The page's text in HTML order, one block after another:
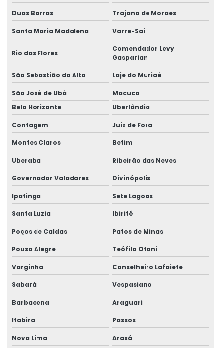
Etiquetas Personalizadas Para Vendas Online
Etiquetas Proporcionais A Preços Acessíveis
Etiquetas Resistentes À Água E Óleo
Fabricação De Etiquetas Adesivas Personalizadas
Fabricação De Etiquetas De Bopp Metalizado
Fabricante De Etiquetas Para Loja
Fabricante De Rótulos Adesivos Personalizados
Fabricante De Rótulos Personalizados
Fornecedor De Etiqueta Balança Para Comércio
Fornecedor De Etiquetas Para Balança Comercial
Fornecedor De Etiquetas Para Indústria
Fornecedor De Etiquetas Térmicas
Fornecedor De Rótulos Adesivos Em São Paulo
Fornecedor De Rótulos Para Indústria
Impressão De Etiquetas Adesivas
Duas Barras Trajano de Moraes
Santa Maria Madalena Varre-Sai
Rio das Flores
Comendador Levy
Gasparian
São Sebastião do Alto Laje do Muriaé
São José de Ubá
Macuco
Belo Horizonte
Uberlândia
Contagem Juiz de Fora
Montes Claros Betim
Uberaba Ribeirão das Neves
Governador Valadares Divinópolis
Ipatinga Sete Lagoas
Santa Luzia Ibirité
Poços de Caldas Patos de Minas
Pouso Alegre Teófilo Otoni
Varginha Conselheiro Lafaiete
Sabará Vespasiano
Barbacena Araguari
Itabira Passos
Nova Lima Araxá